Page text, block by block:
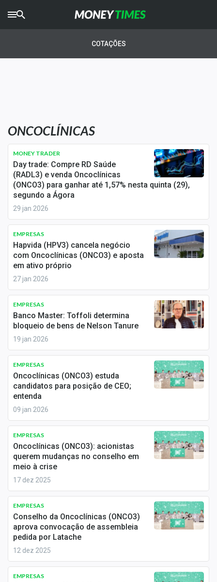
AGROTIMES
Newsletters
Money Trader
Anuncie
Newsletters
Cotações
Comprar ou vender?
Carteiras Recomendadas
Central de Fundos Imobiliários
Central dos IPOs
Renda Fixa
Finanças Pessoais
Economia
Empresas
Brasil
Política
Money Trader
Especiais
COTAÇÕES
ONCOCLÍNICAS
MONEY TRADER
Day trade: Compre RD Saúde
(RADL3) e venda Oncoclínicas
(ONCO3) para ganhar até 1,57% nesta quinta (29),
segundo a Ágora
29 jan 2026
EMPRESAS
Hapvida (HPV3) cancela negócio
com Oncoclínicas (ONCO3) e aposta
em ativo próprio
27 jan 2026
EMPRESAS
Banco Master: Toffoli determina
bloqueio de bens de Nelson Tanure
19 jan 2026
EMPRESAS
Oncoclínicas (ONCO3) estuda
candidatos para posição de CEO;
entenda
09 jan 2026
EMPRESAS
Oncoclínicas (ONCO3): acionistas
querem mudanças no conselho em
meio à crise
17 dez 2025
EMPRESAS
Conselho da Oncoclínicas (ONCO3)
aprova convocação de assembleia
pedida por Latache
12 dez 2025
EMPRESAS